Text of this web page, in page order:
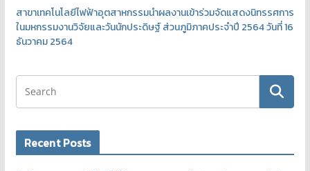
สาขาเทคโนโลยีไฟฟ้าอุตสาหกรรมนำผลงานเข้าร่วมจัดแสดงนิทรรศการ
ในมหกรรมงานวิจัยและวันนักประดิษฐ์ ส่วนภูมิภาคประจำปี 2564 วันที่ 16
ธันวาคม 2564
Recent Posts